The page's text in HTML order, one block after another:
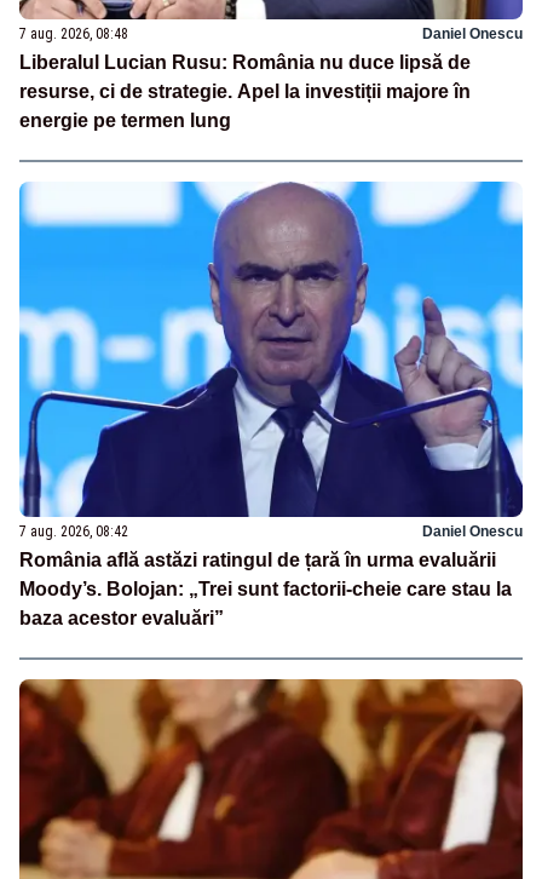
7 aug. 2026, 08:48 Daniel Onescu
Liberalul Lucian Rusu: România nu duce lipsă de
resurse, ci de strategie. Apel la investiții majore în
energie pe termen lung
7 aug. 2026, 08:42 Daniel Onescu
România află astăzi ratingul de țară în urma evaluării
Moody’s. Bolojan: „Trei sunt factorii-cheie care stau la
baza acestor evaluări”